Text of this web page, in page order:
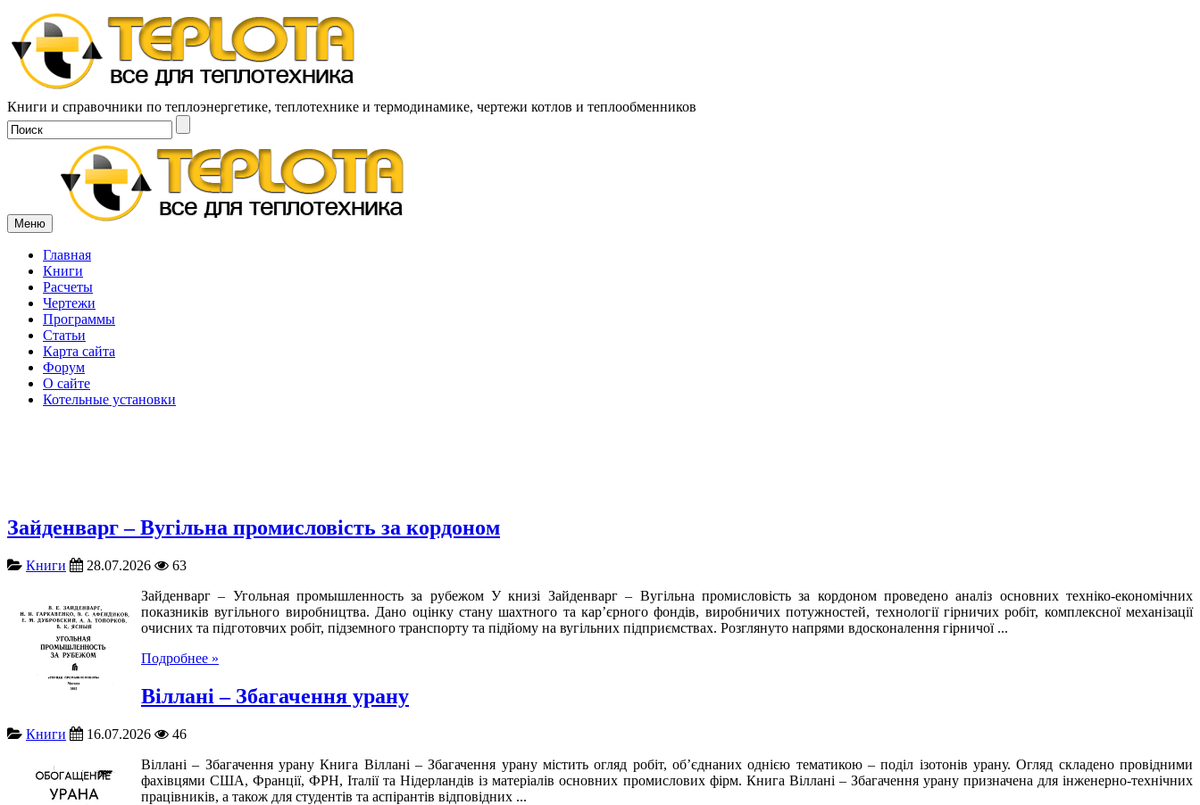
Книги и справочники по теплоэнергетике, теплотехнике и термодинамике, чертежи котлов и теплообменников
Меню
Главная
Книги
Расчеты
Чертежи
Программы
Статьи
Карта сайта
Форум
О сайте
Котельные установки
Зайденварг – Вугільна промисловість за кордоном
Книги 28.07.2026
63
Зайденварг – Угольная промышленность за рубежом У книзі Зайденварг – Вугільна промисловість за кордоном проведено аналіз основних техніко-економічних
показників вугільного виробництва. Дано оцінку стану шахтного та кар’єрного фондів, виробничих потужностей, технології гірничих робіт, комплексної механізації
очисних та підготовчих робіт, підземного транспорту та підйому на вугільних підприємствах. Розглянуто напрями вдосконалення гірничої ...
Подробнее »
Віллані – Збагачення урану
Книги 16.07.2026
46
Віллані – Збагачення урану Книга Віллані – Збагачення урану містить огляд робіт, об’єднаних однією тематикою – поділ ізотонів урану. Огляд складено провідними
фахівцями США, Франції, ФРН, Італії та Нідерландів із матеріалів основних промислових фірм. Книга Віллані – Збагачення урану призначена для інженерно-технічних
працівників, а також для студентів та аспірантів відповідних ...